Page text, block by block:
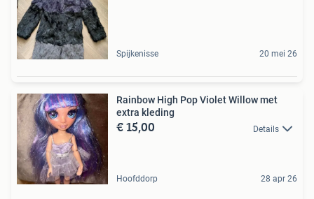
Spijkenisse 20 mei 26
Rainbow High Pop Violet Willow met
extra kleding
€ 15,00 Details
Hoofddorp 28 apr 26